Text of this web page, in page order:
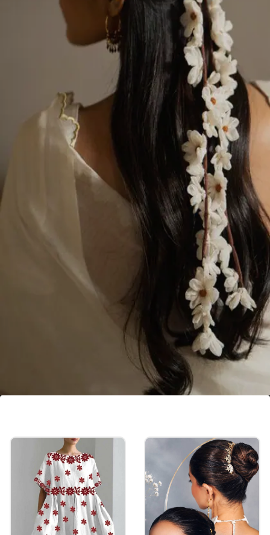
हेयरस्टाइल है।
मिनिमल गजरा हेयरस्टाइल रोजाना के लिए परफेक्ट है। गजरा के
एक दो लड़ी अपने बालों में पिन के सहारे कुछ इस तरह लगाएं।
खुशबू के साथ-साथ एक खूबसूरत लुक आपको फुल कॉन्फिडेंस
Image credits: instagram